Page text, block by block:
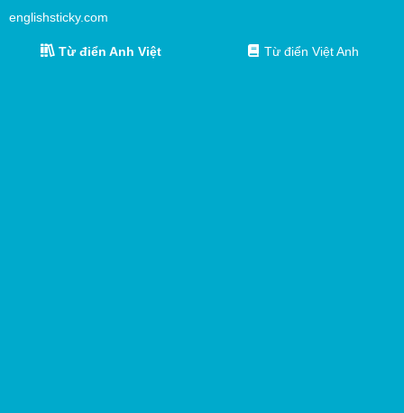
englishsticky.com
Từ điển Anh Việt Từ điển Việt Anh